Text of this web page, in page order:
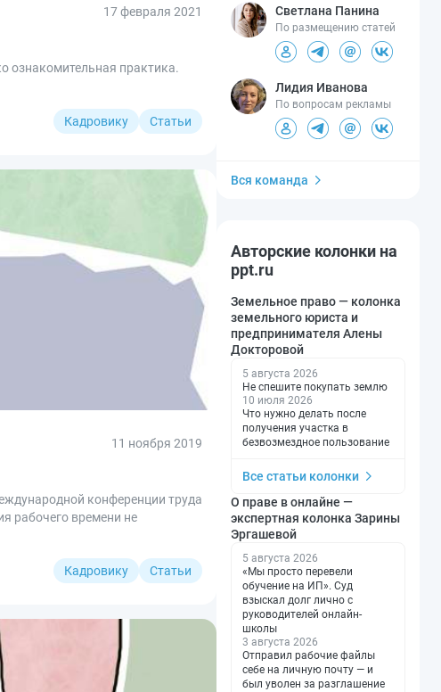
17 февраля 2021
ознакомительная практика.
Кадровику Статьи
11 ноября 2019
конференции труда
рабочего времени не
Кадровику Статьи
Светлана Панина
По размещению статей
Лидия Иванова
По вопросам рекламы
Вся команда
Авторские колонки на
ppt.ru
Земельное право — колонка
земельного юриста и
предпринимателя Алены
Докторовой
5 августа 2026
Не спешите покупать землю
10 июля 2026
Что нужно делать после
получения участка в
безвозмездное пользование
Все статьи колонки
О праве в онлайне —
экспертная колонка Зарины
Эргашевой
5 августа 2026
«Мы просто перевели
обучение на ИП». Суд
взыскал долг лично с
руководителей онлайн-
школы
3 августа 2026
Отправил рабочие файлы
себе на личную почту — и
был уволен за разглашение